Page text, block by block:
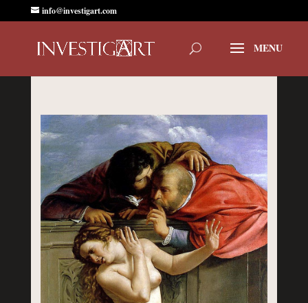
info@investigart.com